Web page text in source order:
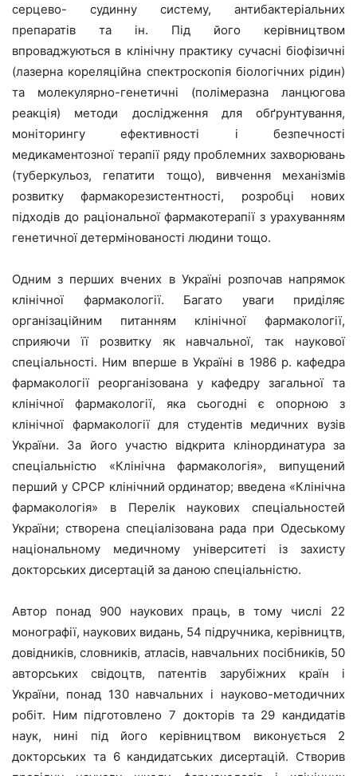
серцево- судинну систему, антибактеріальних
препаратів та ін. Під його керівництвом
впроваджуються в клінічну практику сучасні біофізичні
(лазерна кореляційна спектроскопія біологічних рідин)
та молекулярно-генетичні (полімеразна ланцюгова
реакція) методи дослідження для обґрунтування,
моніторингу ефективності і безпечності
медикаментозної терапії ряду проблемних захворювань
(туберкульоз, гепатити тощо), вивчення механізмів
розвитку фармакорезистентності, розробці нових
підходів до раціональної фармакотерапії з урахуванням
генетичної детермінованості людини тощо.
Одним з перших вчених в Україні розпочав напрямок
клінічної фармакології. Багато уваги приділяє
організаційним питанням клінічної фармакології,
сприяючи її розвитку як навчальної, так наукової
спеціальності. Ним вперше в Україні в 1986 р. кафедра
фармакології реорганізована у кафедру загальної та
клінічної фармакології, яка сьогодні є опорною з
клінічної фармакології для студентів медичних вузів
України. За його участю відкрита клінординатура за
спеціальністю «Клінічна фармакологія», випущений
перший у СРСР клінічний ординатор; введена «Клінічна
фармакологія» в Перелік наукових спеціальностей
України; створена спеціалізована рада при Одеському
національному медичному університеті із захисту
докторських дисертацій за даною спеціальністю.
Автор понад 900 наукових праць, в тому числі 22
монографії, наукових видань, 54 підручника, керівництв,
довідників, словників, атласів, навчальних посібників, 50
авторських свідоцтв, патентів зарубіжних країн і
України, понад 130 навчальних і науково-методичних
робіт. Ним підготовлено 7 докторів та 29 кандидатів
наук, нині під його керівництвом виконується 2
докторських та 6 кандидатських дисертацій. Створив